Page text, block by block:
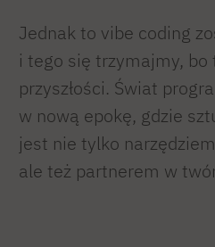
Jednak to vibe coding
i tego się trzymajmy, bo
przyszłości. Świat
w nową epokę, gdzie
jest nie tylko
ale też partnerem w